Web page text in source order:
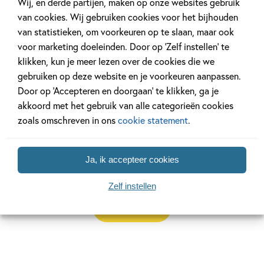
van cookies. Wij gebruiken cookies voor het bijhouden
van statistieken, om voorkeuren op te slaan, maar ook
voor marketing doeleinden. Door op ‘Zelf instellen’ te
klikken, kun je meer lezen over de cookies die we
gebruiken op deze website en je voorkeuren aanpassen.
Door op ‘Accepteren en doorgaan’ te klikken, ga je
akkoord met het gebruik van alle categorieën cookies
zoals omschreven in onscookie statement.
Ja, ik accepteer cookies
Zelf instellen
Dolfje Weerwolfje
Dolfje Weerwolfje
Dolfje Weerwolfje bestaat al meer dan 25 jaar. Binnen 2
generaties groeiden miljoenen kinderen op met Dolfje
Weerwolfje. En nog steeds verschijnen ieder jaar nieuwe
boeken waarin Dolfje en zijn vrienden spannende avonturen
nieuwtjes? Abonneer je dan op de maandelijkse
nieuwsmail